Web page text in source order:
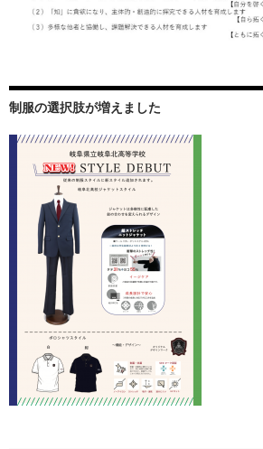
制服の選択肢が増えました